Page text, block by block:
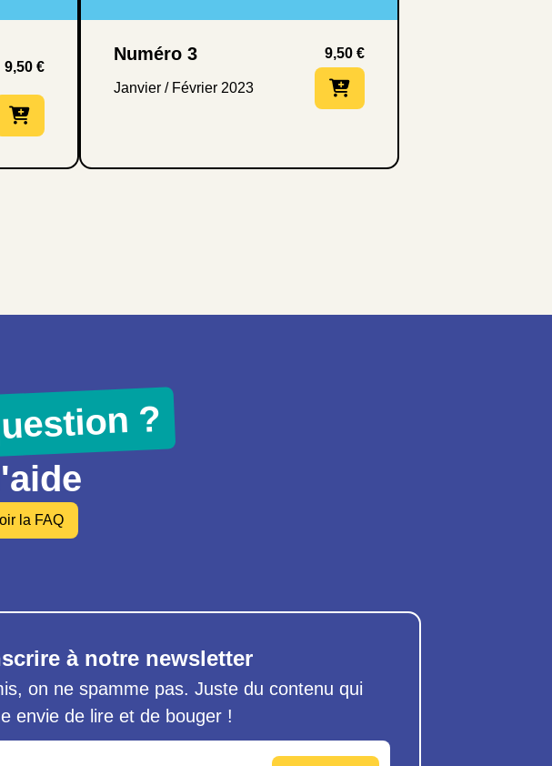
9,50 €
Numéro 3 9,50 €
Janvier / Février 2023
?
la FAQ
à notre newsletter
on ne spamme pas. Juste du contenu qui
envie de lire et de bouger !